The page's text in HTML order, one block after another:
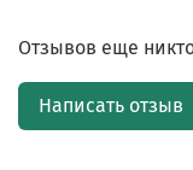
Отзывов еще
Написать отзыв